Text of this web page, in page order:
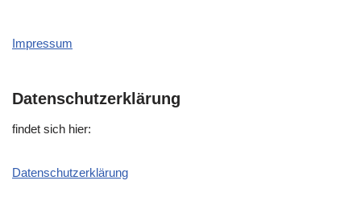
Impressum
Datenschutzerklärung
fin­det sich hier:
Daten­schutz­er­klä­rung